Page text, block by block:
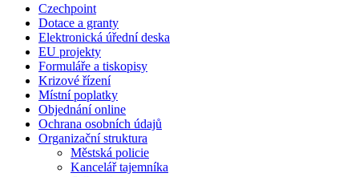
Czechpoint
Dotace a granty
Elektronická úřední deska
EU projekty
Formuláře a tiskopisy
Krizové řízení
Místní poplatky
Objednání online
Ochrana osobních údajů
Organizační struktura
Městská policie
Kancelář tajemníka